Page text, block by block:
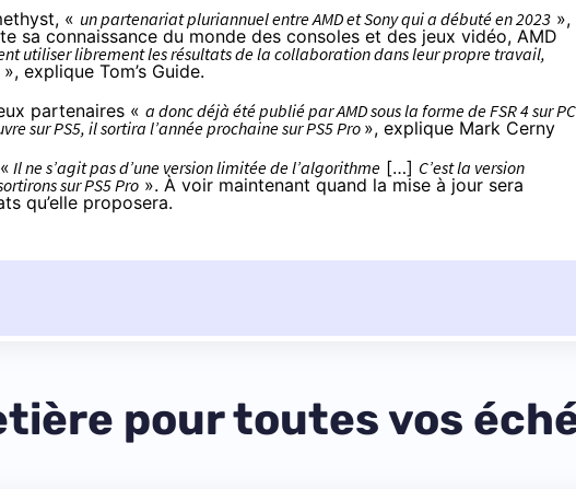
« un partenariat pluriannuel entre AMD et Sony qui a débuté en 2023 »,
sa connaissance du monde des consoles et des jeux vidéo, AMD
utiliser librement les résultats de la collaboration dans leur propre travail,
», explique Tom’s Guide.
partenaires « a donc déjà été publié par AMD sous la forme de FSR 4 sur
sur PS5, il sortira l’année prochaine sur PS5 Pro », explique Mark Cerny
Il ne s’agit pas d’une version limitée de l’algorithme […] C’est la version
sur PS5 Pro ». À voir maintenant quand la mise à jour sera
qu’elle proposera.
pour toutes vos